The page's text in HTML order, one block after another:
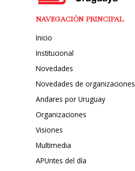
NAVEGACIÓN PRINCIPAL
Inicio
Institucional
Novedades
Novedades de organizaciones
Andares por Uruguay
Organizaciones
Visiones
Multimedia
APUntes del día